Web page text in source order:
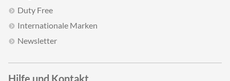
Duty Free
Internationale Marken
Newsletter
Hilfe und Kontakt